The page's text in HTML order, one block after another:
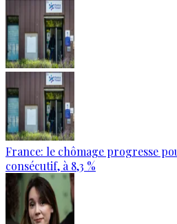
France: le chômage progresse
consécutif, à 8,3 %